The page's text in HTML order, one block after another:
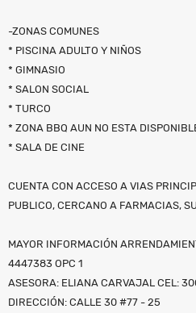
-ZONAS COMUNES
* PISCINA ADULTO Y NIÑOS
* GIMNASIO
* SALON SOCIAL
* TURCO
* ZONA BBQ AUN NO ESTA
* SALA DE CINE
CUENTA CON ACCESO A VIAS
PUBLICO, CERCANO A FARMACIAS,
MAYOR INFORMACIÓN
4447383 OPC 1
ASESORA: ELIANA CARVAJAL CEL:
DIRECCIÓN: CALLE 30 #77 - 25